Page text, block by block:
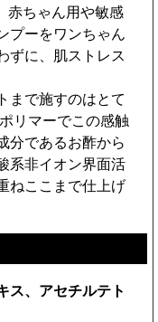
赤ちゃん用や敏感
プーをワンちゃん
ずに、肌ストレス
まで施すのはとて
リマーでこの感触
分であるお酢から
系非イオン界面活
ねここまで仕上げ
ス、アセチルテト